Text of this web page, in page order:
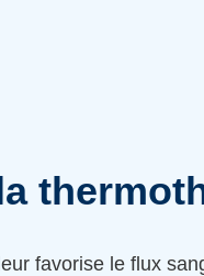
favorise le flux